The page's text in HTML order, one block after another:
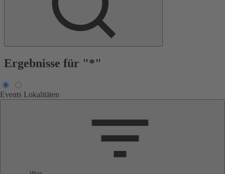
Ergebnisse für "*"
Events Lokalitäten